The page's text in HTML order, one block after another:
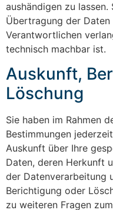
aushändigen zu
Übertragung der Daten
Verantwortlichen
technisch machbar ist.
Auskunft,
Löschung
Sie haben im Rahmen
Bestimmungen
Auskunft über Ihre
Daten, deren Herkunft
der Datenverarbeitung
Berichtigung oder
zu weiteren Fragen